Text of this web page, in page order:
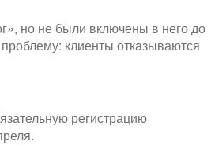
но не были включены в него до
клиенты отказываются
регистрацию